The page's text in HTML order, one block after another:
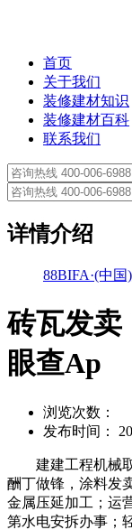
首页
关于我们
装修建材知识
装修建材百科
联系我们
详情介绍
88BIFA·(中国
砖瓦发卖
眼查Ap
浏览次数：
发布时间：
建建工程机械取
酬丁做锋，涂料发
金属压延加工；运
第水电安拆办事；